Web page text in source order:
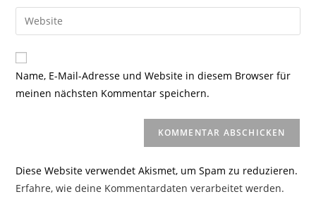
zum
Kommentieren
ein
E-
Mail-
zum
Kommentieren
ein
Gib
deine
Website-
URL
Name, E-Mail-Adresse und Website in diesem Browser für
meinen nächsten Kommentar speichern.
Diese Website verwendet Akismet, um Spam zu reduzieren.
Erfahre, wie deine Kommentardaten verarbeitet werden.